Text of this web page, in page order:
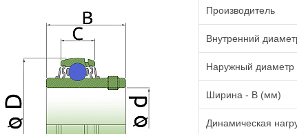
Производитель
Внутренний
Наружный
Ширина - B (мм)
Динамическая